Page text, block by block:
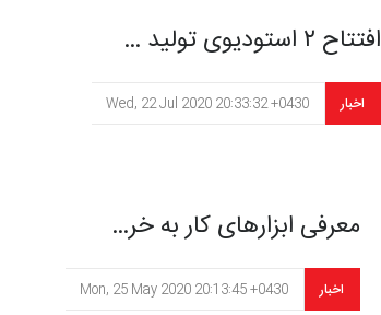
افتتاح ۲ استودیوی تولید …
اخبار Wed, 22 Jul 2020 20:33:32 +0430
معرفی ابزارهای کار به خر…
اخبار Mon, 25 May 2020 20:13:45 +0430